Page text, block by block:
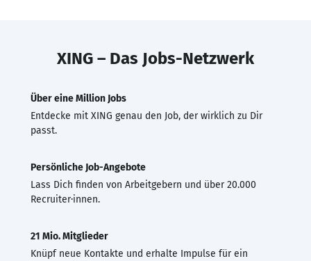
XING – Das Jobs-Netzwerk
Über eine Million Jobs
Entdecke mit XING genau den Job, der wirklich zu Dir
passt.
Persönliche Job-Angebote
Lass Dich finden von Arbeitgebern und über 20.000
Recruiter·innen.
21 Mio. Mitglieder
Knüpf neue Kontakte und erhalte Impulse für ein